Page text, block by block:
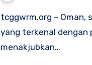
tcggwrm.org – Oman, sebuah negara di Semenanjung Arab
yang terkenal dengan
menakjubkan…